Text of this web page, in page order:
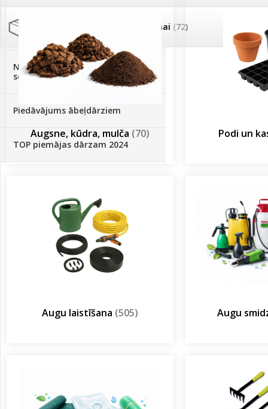
Palīglīdzekļi augu audzēšanai (72)
Klientu Diena
Novatec - izcils mēslošanai arī
sezonas otrajā pusē!
Piedāvājums ābeļdārziem
TOP piemājas dārzam 2024
Augsne, kūdra, mulča (70) Podi un
Augu laistīšana (505) Augu